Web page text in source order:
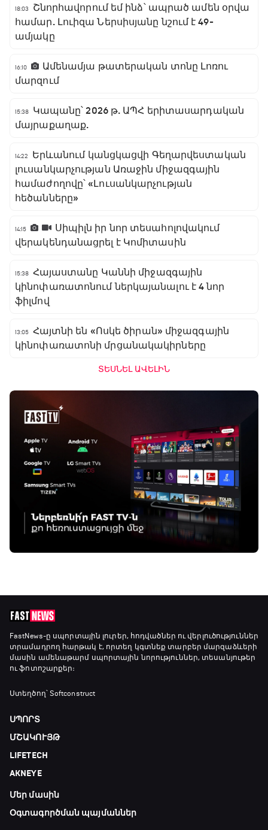
18:03
Շնորհավորում եմ ինձ՝ ապրած ամեն օրվա
համար. Լուիզա Ներսիսյանը նշում է 49-
ամյակը
16:10
Ամենամյա թատերական տոնը Լոռու
մարզում
15:38
Կապանը՝ 2026 թ. ԱՊՀ երիտասարդական
մայրաքաղաք.
14:22
Երևանում կանցկացվի Գեղարվեստական
լուսանկարչության Առաջին միջազգային
համաժողովը՝ «Լուսանկարչության
հեծանները»
14:15
Սիպիլն իր նոր տեսահոլովակում
վերակենդանացրել է Կոմիտասին
15:38 Հայաստանը Կաննի միջազգային
կինոփառատոնում ներկայանալու է 4 նոր
ֆիլմով
13:05 Հայտնի են «Ոսկե ծիրան» միջազգային
կինոփառատոնի մրցանակակիրները
ՏԵՍՆԵԼ ԱՎԵԼԻՆ
FastNews-ը սպորտային լուրեր, հոդվածներ ու վերլուծություններ
տրամադրող հարթակ է, որտեղ կգտնեք տարբեր մարզաձևերի
մասին ամենաթարմ սպորտային նորություններ, տեսանյութեր
ու ֆոտոշարքեր։
Ստեղծող՝ Softconstruct
ՍՊՈՐՏ
ՄՇԱԿՈՒՅԹ
LIFETECH
AKNEYE
Մեր մասին
Օգտագործման պայմաններ